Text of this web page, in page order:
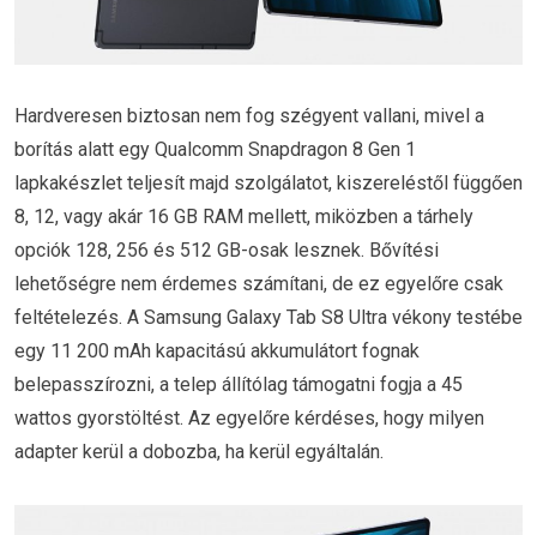
Hardveresen biztosan nem fog szégyent vallani, mivel a
borítás alatt egy Qualcomm Snapdragon 8 Gen 1
lapkakészlet teljesít majd szolgálatot, kiszereléstől függően
8, 12, vagy akár 16 GB RAM mellett, miközben a tárhely
opciók 128, 256 és 512 GB-osak lesznek. Bővítési
lehetőségre nem érdemes számítani, de ez egyelőre csak
feltételezés. A Samsung Galaxy Tab S8 Ultra vékony testébe
egy 11 200 mAh kapacitású akkumulátort fognak
belepasszírozni, a telep állítólag támogatni fogja a 45
wattos gyorstöltést. Az egyelőre kérdéses, hogy milyen
adapter kerül a dobozba, ha kerül egyáltalán.